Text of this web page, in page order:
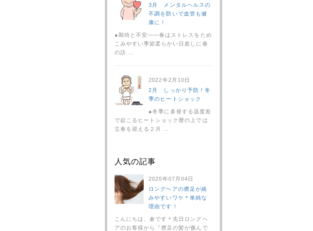
3月 メンタルヘルスの
不調を防いで血管も健
康に！
●期待と不安――春はストレスをため
こみやすい季節柔らかい日差しに春
の訪 …
2022年2月10日
2月 しっかり予防！冬
季のヒートショック
●冬季に多発する温度差
で起こるヒートショック暦の上では
立春を迎える２月 …
人気の記事
2020年07月04日
ロングヘアの襟足が絡
みやすいワケ＊単純な
理由です！
こんにちは、倉です＊先日ロングヘ
アのお客様から『襟足の髪が傷んで